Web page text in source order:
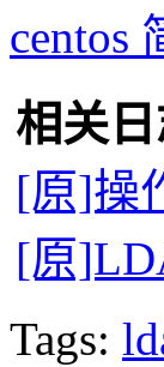
centos
相关
[原]操
[原
Tags: